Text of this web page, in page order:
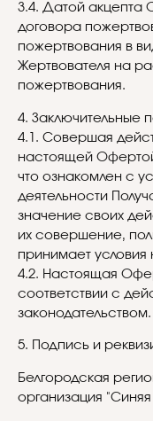
3.4. Датой акцепта
договора
пожертвования в
Жертвователя на
пожертвования.
4. Заключительные
4.1. Совершая
настоящей
что ознакомлен с
деятельности
значение своих
их совершение,
принимает
4.2. Настоящая
соответствии с
законодательством.
5. Подпись и
Белгородская
организация "Синяя